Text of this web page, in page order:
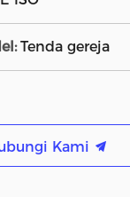
Tenda gereja
Kami